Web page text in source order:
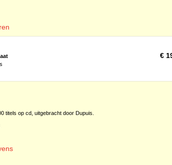
€
titels op cd, uitgebracht door Dupuis.